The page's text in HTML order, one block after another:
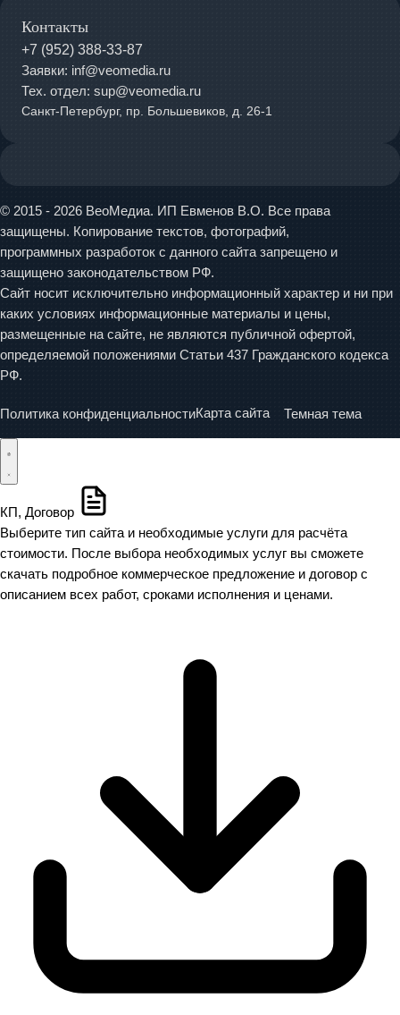
Контакты
+7 (952) 388-33-87
Заявки: inf@veomedia.ru
Тех. отдел: sup@veomedia.ru
Санкт-Петербург, пр. Большевиков, д. 26-1
© 2015 - 2026 ВеоМедиа. ИП Евменов В.О. Все права
защищены. Копирование текстов, фотографий,
программных разработок с данного сайта запрещено и
защищено законодательством РФ.
Сайт носит исключительно информационный характер и ни при
каких условиях информационные материалы и цены,
размещенные на сайте, не являются публичной офертой,
определяемой положениями Статьи 437 Гражданского кодекса
РФ.
Политика конфиденциальностиКарта сайта Темная тема
КП, Договор
Выберите тип сайта и необходимые услуги для расчёта
стоимости. После выбора необходимых услуг вы сможете
скачать подробное коммерческое предложение и договор с
описанием всех работ, сроками исполнения и ценами.